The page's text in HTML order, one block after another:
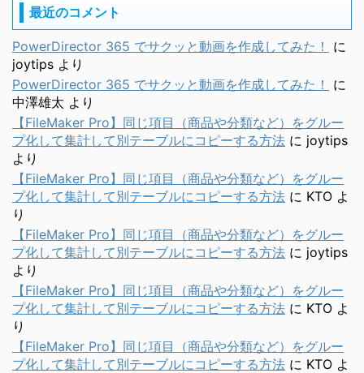
最近のコメント
PowerDirector 365 でサクッと動画を作成してみた！
に
joytips より
PowerDirector 365 でサクッと動画を作成してみた！
に
中澤雄太 より
【FileMaker Pro】同じ項目（商品や分類など）をグルー
プ化して集計して別テーブルにコピーする方法 に joytips
より
【FileMaker Pro】同じ項目（商品や分類など）をグルー
プ化して集計して別テーブルにコピーする方法 に KTO よ
り
【FileMaker Pro】同じ項目（商品や分類など）をグルー
プ化して集計して別テーブルにコピーする方法 に joytips
より
【FileMaker Pro】同じ項目（商品や分類など）をグルー
プ化して集計して別テーブルにコピーする方法 に KTO よ
り
【FileMaker Pro】同じ項目（商品や分類など）をグルー
プ化して集計して別テーブルにコピーする方法 に KTO よ